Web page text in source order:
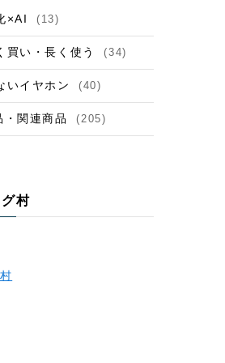
×AI (13)
買い・長く使う (34)
いイヤホン (40)
関連商品 (205)
村